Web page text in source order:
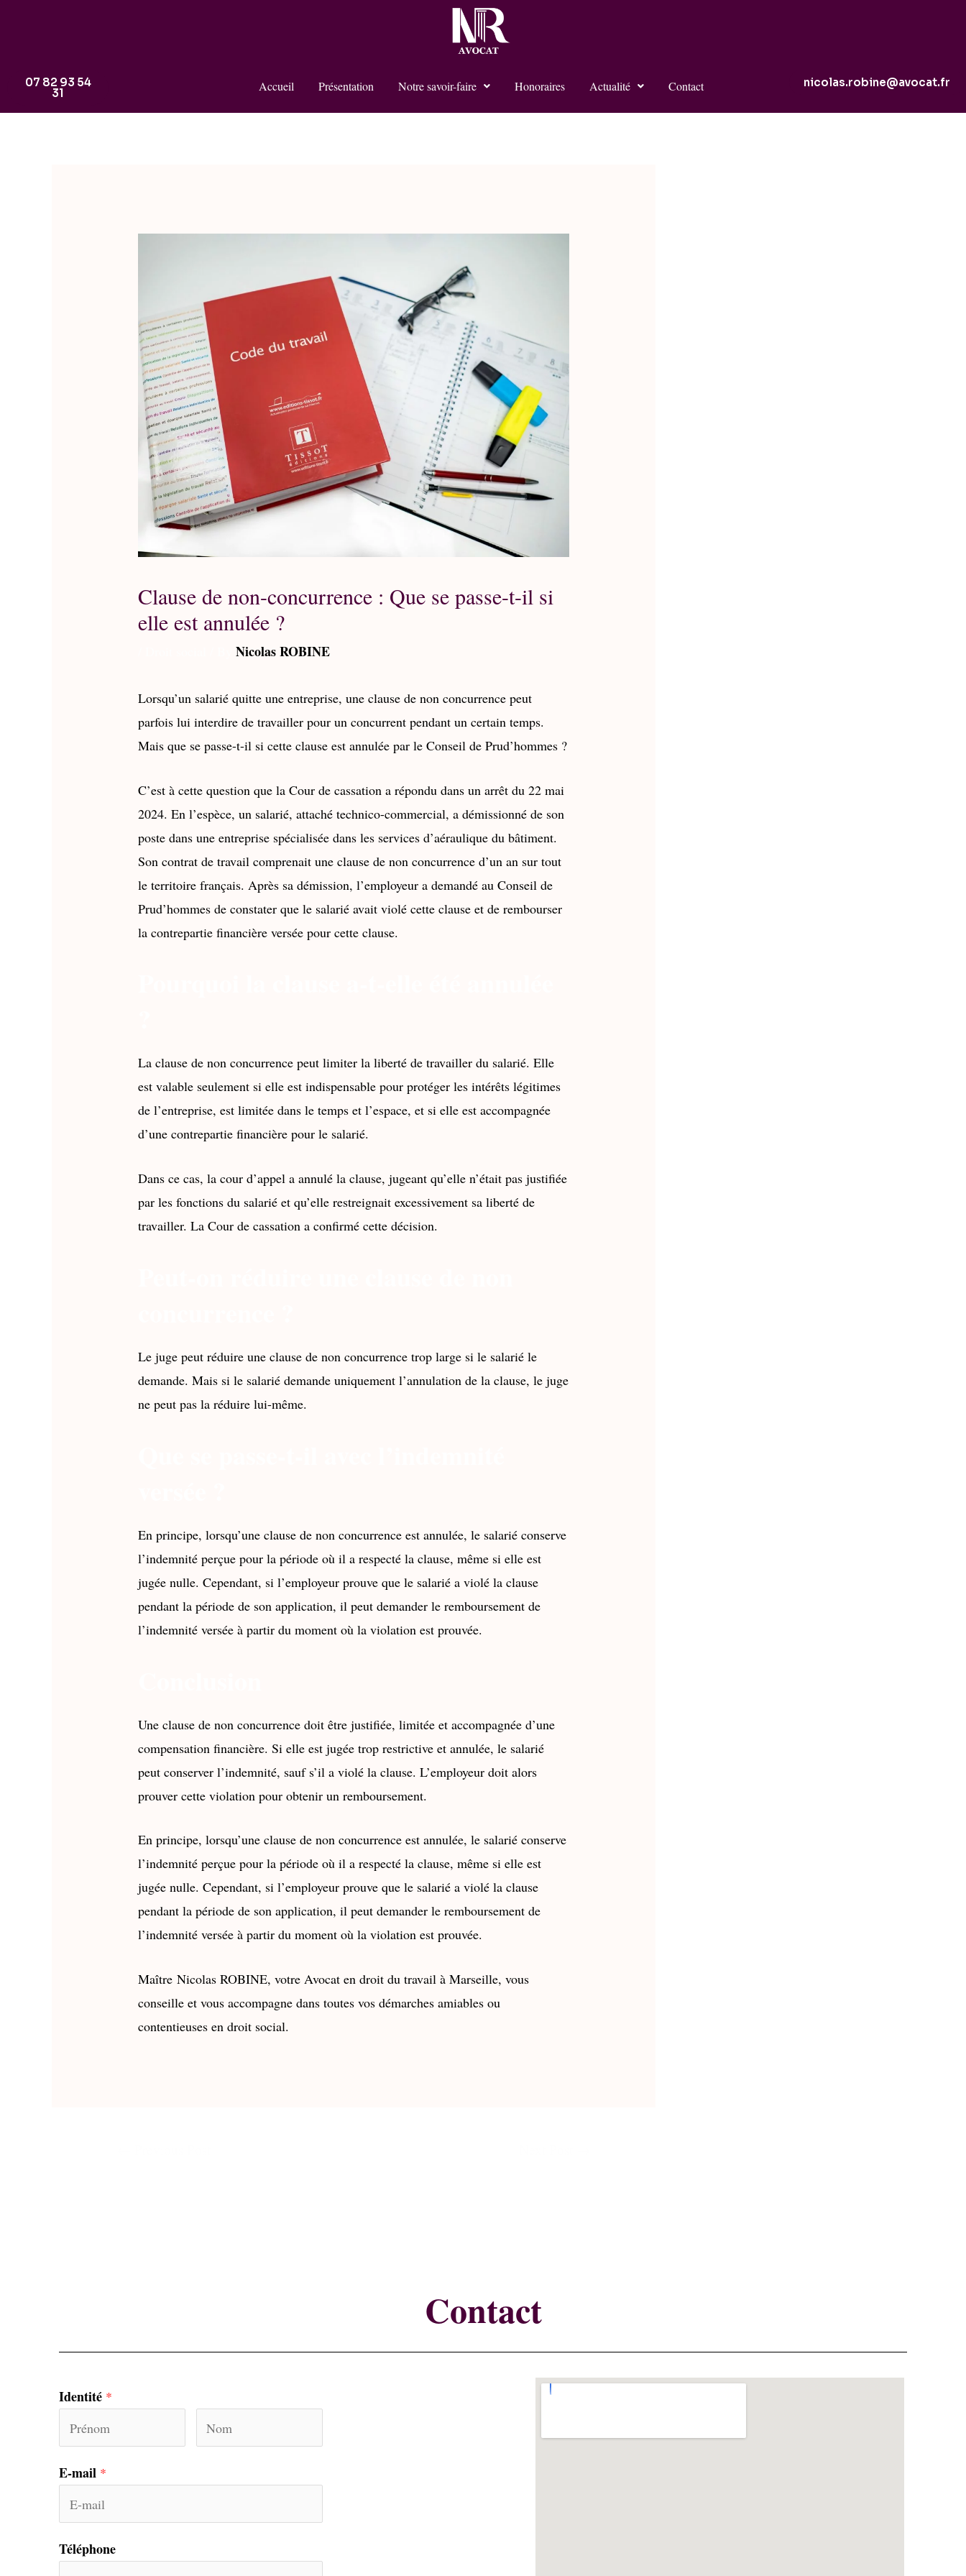
07 82 93 54
31 Accueil Présentation Notre savoir-faire Honoraires Actualité Contact nicolas.robine@avocat.fr
Clause de non-concurrence : Que se passe-t-il si
elle est annulée ?
/ ByNicolas ROBINE
Lorsqu’un salarié quitte une entreprise, une clause de non concurrence peut
parfois lui interdire de travailler pour un concurrent pendant un certain temps.
Mais que se passe-t-il si cette clause est annulée par le Conseil de Prud’hommes ?
C’est à cette question que la Cour de cassation a répondu dans unarrêt du 22 mai
2024. En l’espèce, un salarié, attaché technico-commercial, a démissionné de son
poste dans une entreprise spécialisée dans les services d’aéraulique du bâtiment.
Son contrat de travail comprenait une clause de non concurrence d’un an sur tout
le territoire français. Après sa démission, l’employeur a demandé au Conseil de
Prud’hommes de constater que le salarié avait violé cette clause et de rembourser
la contrepartie financière versée pour cette clause.
La clause de non concurrence peut limiter la liberté de travailler du salarié. Elle
est valable seulement si elle est indispensable pour protéger les intérêts légitimes
de l’entreprise, est limitée dans le temps et l’espace, et si elle est accompagnée
d’une contrepartie financière pour le salarié.
Dans ce cas, la cour d’appel a annulé la clause, jugeant qu’elle n’était pas justifiée
par les fonctions du salarié et qu’elle restreignait excessivement sa liberté de
travailler. La Cour de cassation a confirmé cette décision.
Le juge peut réduire une clause de non concurrence trop large si le salarié le
demande. Mais si le salarié demande uniquement l’annulation de la clause, le juge
ne peut pas la réduire lui-même.
En principe, lorsqu’une clause de non concurrence est annulée, le salarié conserve
l’indemnité perçue pour la période où il a respecté la clause, même si elle est
jugée nulle. Cependant, si l’employeur prouve que le salarié a violé la clause
pendant la période de son application, il peut demander le remboursement de
l’indemnité versée à partir du moment où la violation est prouvée.
Une clause de non concurrence doit être justifiée, limitée et accompagnée d’une
compensation financière. Si elle est jugée trop restrictive et annulée, le salarié
peut conserver l’indemnité, sauf s’il a violé la clause. L’employeur doit alors
prouver cette violation pour obtenir un remboursement.
En principe, lorsqu’une clause de non concurrence est annulée, le salarié conserve
l’indemnité perçue pour la période où il a respecté la clause, même si elle est
jugée nulle. Cependant, si l’employeur prouve que le salarié a violé la clause
pendant la période de son application, il peut demander le remboursement de
l’indemnité versée à partir du moment où la violation est prouvée.
MaîtreNicolas ROBINE, votre Avocat en droit du travail à Marseille, vous
conseille et vous accompagne dans toutes vos démarches amiables ou
contentieuses en droit social.
Contact
Identité *
E-mail *
Téléphone